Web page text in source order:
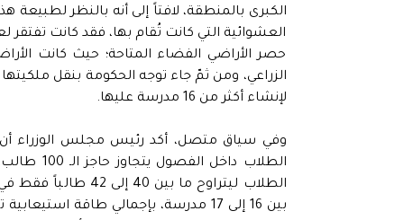
الكبرى بالمنطقة، لافتاً إلى أنه بالنظر لطبيعة
العشوائية التي كانت تُقام بها، فقد كانت
حصر الأراضي الفضاء المتاحة؛ حيث كانت
الزراعي، ومن ثمّ جاء توجه الحكومة بنقل ملكيتها
لإنشاء أكثر من 16 مدرسة عليها.
وفي سياق متصل، أكد رئيس مجلس الوزراء أن
الطلاب
الطلاب ليتراوح